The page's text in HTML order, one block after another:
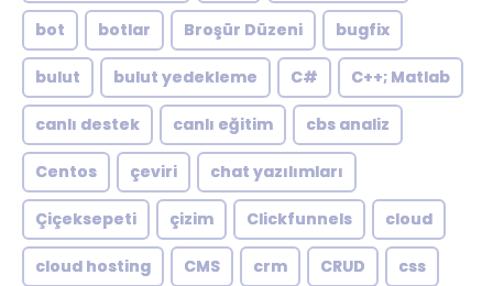
bot botlar Broşür Düzeni bugfix
bulut bulut yedekleme C# C++; Matlab
canlı destek canlı eğitim cbs analiz
Centos çeviri chat yazılımları
Çiçeksepeti çizim Clickfunnels cloud
cloud hosting CMS crm CRUD css